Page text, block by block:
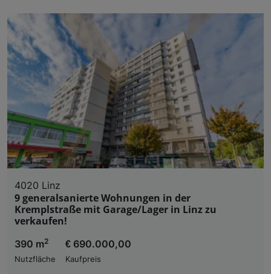
4020 Linz
9 generalsanierte Wohnungen in der
Kremplstraße mit Garage/Lager in Linz zu
verkaufen!
390 m2
Nutzfläche
€ 690.000,00
Kaufpreis